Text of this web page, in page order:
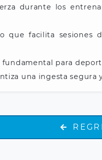
durante los
lo que facilita
para
una ingesta segura